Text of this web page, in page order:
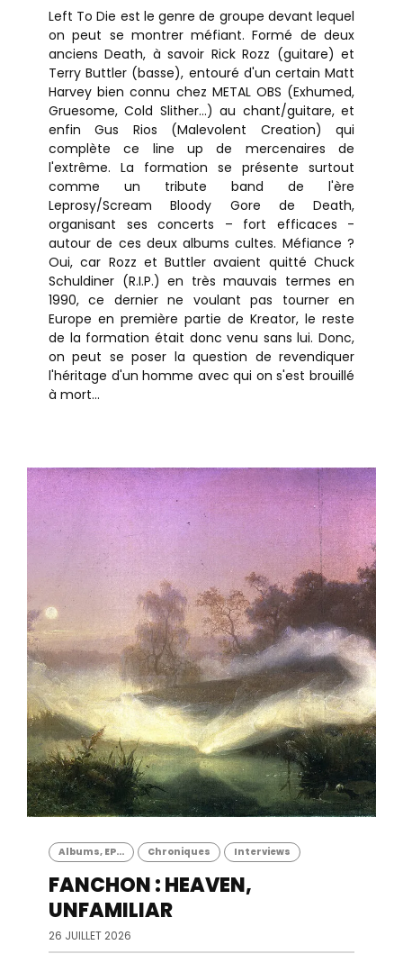
Left To Die est le genre de groupe devant lequel
on peut se montrer méfiant. Formé de deux
anciens Death, à savoir Rick Rozz (guitare) et
Terry Buttler (basse), entouré d'un certain Matt
Harvey bien connu chez METAL OBS (Exhumed,
Gruesome, Cold Slither...) au chant/guitare, et
enfin Gus Rios (Malevolent Creation) qui
complète ce line up de mercenaires de
l'extrême. La formation se présente surtout
comme un tribute band de l'ère
Leprosy/Scream Bloody Gore de Death,
organisant ses concerts – fort efficaces -
autour de ces deux albums cultes. Méfiance ?
Oui, car Rozz et Buttler avaient quitté Chuck
Schuldiner (R.I.P.) en très mauvais termes en
1990, ce dernier ne voulant pas tourner en
Europe en première partie de Kreator, le reste
de la formation était donc venu sans lui. Donc,
on peut se poser la question de revendiquer
l'héritage d'un homme avec qui on s'est brouillé
à mort...
Albums, EP... Chroniques Interviews
FANCHON : HEAVEN,
UNFAMILIAR
26 JUILLET 2026